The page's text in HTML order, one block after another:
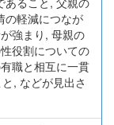
の軽減につなが
強まり, 母親の
役割についての
職と相互に一貫
, などが見出さ